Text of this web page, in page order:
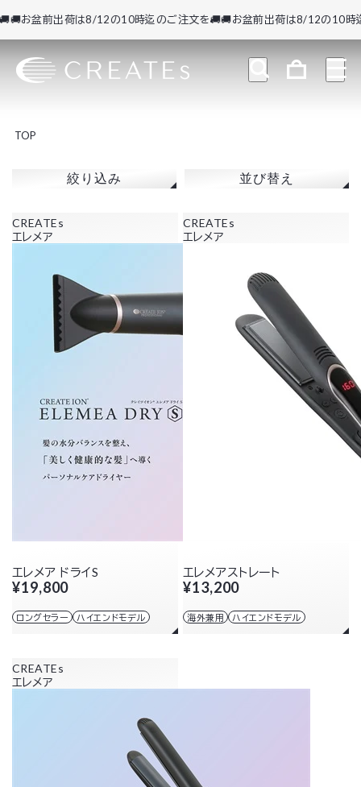
お盆前出荷は8/12の10時迄のご注文を🚚🚚お盆前出荷は8/12の10時迄
TOP
絞り込み 並び替え
CREATEs
エレメア
エレメア ドライS
¥19,800
ロングセラー ハイエンドモデル
CREATEs
エレメア
エレメアストレート
¥13,200
海外兼用 ハイエンドモデル
CREATEs
エレメア